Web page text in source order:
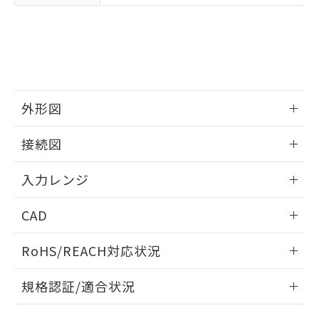
外形図
接続図
入力レンジ
CAD
ドすることができます。
ログイン/会員登録
RoHS/REACH対応状況
EU RoHS 注意事項・凡例
規格認証/適合状況